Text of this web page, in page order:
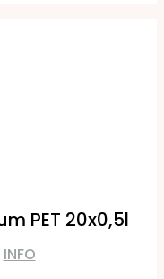
PET 20x0,5l
INFO